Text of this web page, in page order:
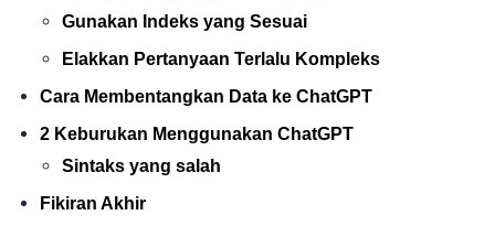
Gunakan Indeks yang Sesuai
Elakkan Pertanyaan Terlalu Kompleks
Cara Membentangkan Data ke ChatGPT
2 Keburukan Menggunakan ChatGPT
Sintaks yang salah
Fikiran Akhir